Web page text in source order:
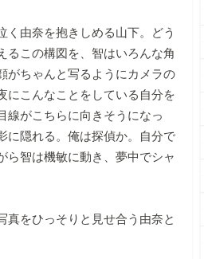
由奈を抱きしめる山下。どう
るこの構図を、智はいろんな角
がちゃんと写るようにカメラの
にこんなことをしている自分を
線がこちらに向きそうになっ
に隠れる。俺は探偵か。自分で
ら智は機敏に動き、夢中でシャ
をひっそりと見せ合う由奈と